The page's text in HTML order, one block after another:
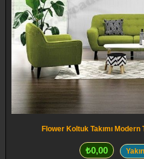
Flower Koltuk Takımı Modern
₺0,00